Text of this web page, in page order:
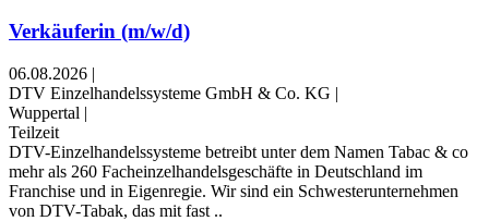
Verkäuferin (m/w/d)
06.08.2026 |
DTV Einzelhandelssysteme GmbH & Co. KG |
Wuppertal |
Teilzeit
DTV-Einzelhandelssysteme betreibt unter dem Namen Tabac & co
mehr als 260 Facheinzelhandelsgeschäfte in Deutschland im
Franchise und in Eigenregie. Wir sind ein Schwesterunternehmen
von DTV-Tabak, das mit fast ..